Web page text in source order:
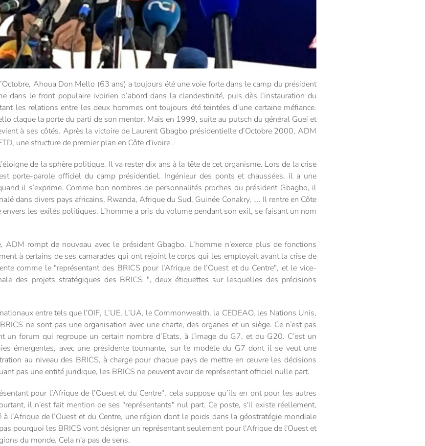
Ahoua Don Mello (63 ans) a toujours été une voie forte dans le camp du président
dans le front populaire ivoirien d’abord dans la clandestinité, puis dès l’instauration du
les relations entre les deux hommes ont toujours été teintées d’une certaine méfiance.
claque la porte du parti de son mentor. Mais en 1999, suite au putsch du général Guei et
à ses côtés. Après la victoire de Laurent Gbagbo présidentielle d’Octobre 2000, ADM
une structure de premier plan en Côte d'ivoire .
de la sphère politique. Il va rester dix ans à la tête de cet organisme. Lors de la crise
porte-parole officiel du camp présidentiel. Ingénieur des ponts et chaussées, il a une
il s’exprime. Comme bon nombres de personnalités proches du président Gbagbo, il
dans divers pays africains, Rwanda, Afrique du Sud, Guinée Conakry, …. Il rentre en Côte
les exilés politiques. L’homme a pris du volume pendant son exil, se faisant un nom
rompt de nouveau avec le président Gbagbo. L’homme n’exerce plus de fonctions
à certains de ses camarades qui ont rejoint le corps qui les employait avant la crise de
comme le "représentant des BRICS pour l’Afrique de l’Ouest et du Centre", et le vice-
des projets stratégiques des BRICS ", deux étiquettes sur lesquelles des précisions
entre tels que l’OIF, L’UE, L’UA, le Commonwealth, la CEDEAO, les Nations Unis,
ne sont pas une organisation avec une charte, des organes et un siège. Ce n’est pas
un forum qui regroupe un certain nombre d’Etats, à l’image du G7, et du G20. C’est un
émergentes, avec une présidente tournante, sur le modèle du G7 dont il se veut une
au niveau des BRICS, à charge pour chaque pays de mettre en œuvre les décisions
pas une entité juridique, les BRICS ne peuvent avoir de représentant officiel nulle part.
pour l’Afrique de l’Ouest et du Centre", cela suppose qu’ils en ont pour les autres
il n’est fait mention de ses "représentants" nul part. Ce poste, s'il existe réellement,
l’Afrique de l’Ouest et du Centre, une région dont le poids dans la géostratégie mondiale
pourquoi les BRICS vont désigner un représentant seulement pour l'Afrique de l'Ouest et
du monde. Cela n'a pas de sens.